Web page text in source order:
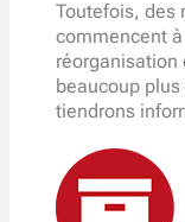
Toutefois, des
commencent à
réorganisation
beaucoup
tiendrons